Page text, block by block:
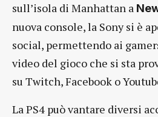
sull’isola di Manhattan a
nuova console, la Sony si è
social, permettendo ai
video del gioco che si sta
su Twitch, Facebook o
La PS4 può vantare diversi